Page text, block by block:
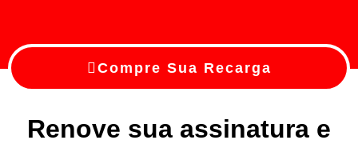
Compre Sua Recarga
Renove sua assinatura e